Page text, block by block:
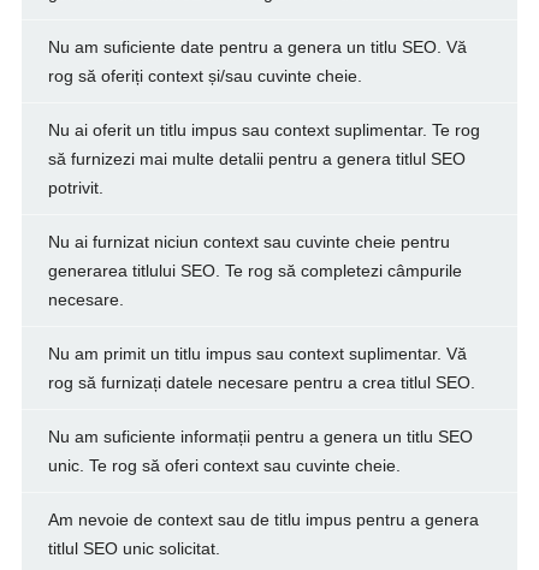
Nu am suficiente date pentru a genera un titlu SEO. Vă
rog să oferiți context și/sau cuvinte cheie.
Nu ai oferit un titlu impus sau context suplimentar. Te rog
să furnizezi mai multe detalii pentru a genera titlul SEO
potrivit.
Nu ai furnizat niciun context sau cuvinte cheie pentru
generarea titlului SEO. Te rog să completezi câmpurile
necesare.
Nu am primit un titlu impus sau context suplimentar. Vă
rog să furnizați datele necesare pentru a crea titlul SEO.
Nu am suficiente informații pentru a genera un titlu SEO
unic. Te rog să oferi context sau cuvinte cheie.
Am nevoie de context sau de titlu impus pentru a genera
titlul SEO unic solicitat.